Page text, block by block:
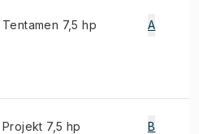
Tentamen 7,5 hp A
Projekt 7,5 hp B